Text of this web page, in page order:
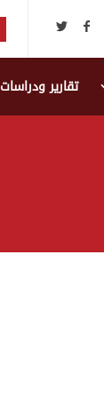
تقارير ودراسات